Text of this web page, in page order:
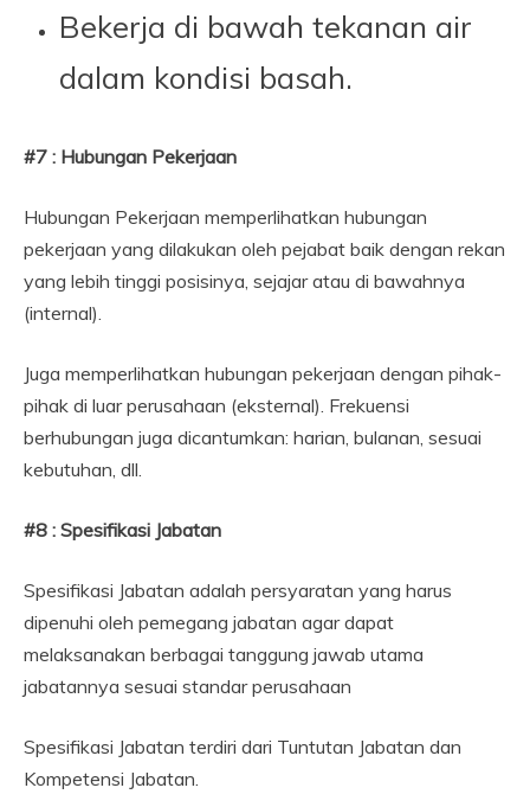
Bekerja di bawah tekanan air
dalam kondisi basah.
#7 : Hubungan Pekerjaan
Hubungan Pekerjaan memperlihatkan hubungan
pekerjaan yang dilakukan oleh pejabat baik dengan rekan
yang lebih tinggi posisinya, sejajar atau di bawahnya
(internal).
Juga memperlihatkan hubungan pekerjaan dengan pihak-
pihak di luar perusahaan (eksternal). Frekuensi
berhubungan juga dicantumkan: harian, bulanan, sesuai
kebutuhan, dll.
#8 : Spesifikasi Jabatan
Spesifikasi Jabatan adalah persyaratan yang harus
dipenuhi oleh pemegang jabatan agar dapat
melaksanakan berbagai tanggung jawab utama
jabatannya sesuai standar perusahaan
Spesifikasi Jabatan terdiri dari Tuntutan Jabatan dan
Kompetensi Jabatan.